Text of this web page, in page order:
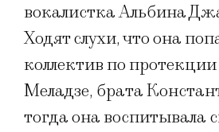
вокалистка Альбина
Ходят слухи, что она
коллектив по
Меладзе, брата
тогда она воспитывала